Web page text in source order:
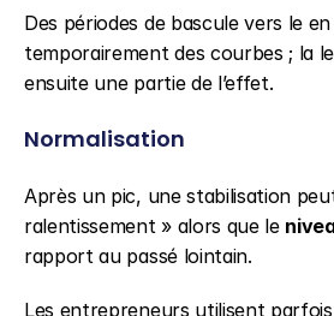
Des périodes de bascule vers le
temporairement des courbes ; la
ensuite une partie de l’effet.
Normalisation
Après un pic, une stabilisation
ralentissement » alors que le
rapport au passé lointain.
Les entrepreneurs utilisent